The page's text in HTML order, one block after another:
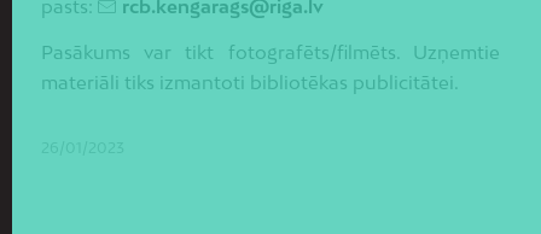
pasts:
rcb.kengarags@riga.lv
Pasākums var tikt fotografēts/filmēts. Uzņemtie
materiāli tiks izmantoti bibliotēkas publicitātei.